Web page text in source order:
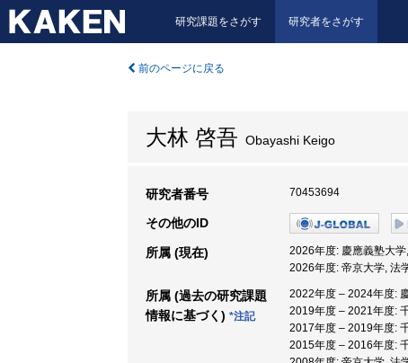
研究課題をさがす 研究者をさがす
前のページに戻る
大林 啓吾 Obayashi Keigo
研究者番号 70453694
その他のID
所属 (現在)
2026年度: 慶應義塾大
2026年度: 帝京大学, 法
所属 (過去の研究課題
情報に基づく) *注記
2022年度 – 2024年度:
2019年度 – 2021年度:
2017年度 – 2019年度:
2015年度 – 2016年度: